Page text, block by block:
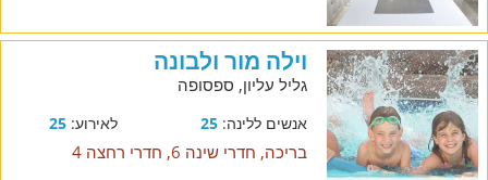
וילה מור ולבונה
גליל עליון, ספסופה
אנשים ללינה:25 לאירוע:25
בריכה, חדרי שינה 6, חדרי רחצה 4